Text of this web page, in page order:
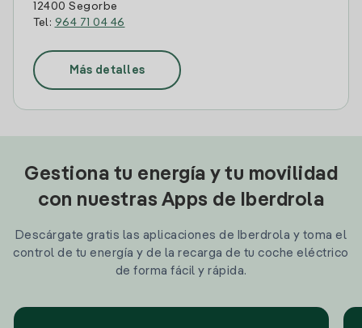
12400 Segorbe
Tel: 964 71 04 46
Más detalles
Gestiona tu energía y tu movilidad
con nuestras Apps de Iberdrola
Descárgate gratis las aplicaciones de Iberdrola y toma el
control de tu energía y de la recarga de tu coche eléctrico
de forma fácil y rápida.